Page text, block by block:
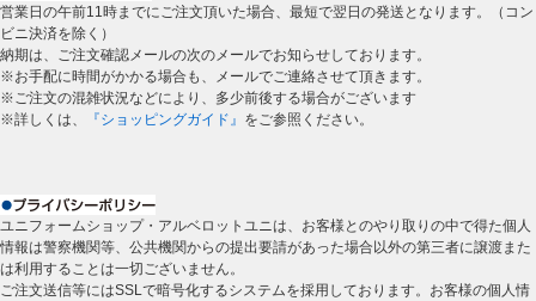
営業日の午前11時までにご注文頂いた場合、最短で翌日の発送となります。（コン
ビニ決済を除く）
納期は、ご注文確認メールの次のメールでお知らせしております。
※お手配に時間がかかる場合も、メールでご連絡させて頂きます。
※ご注文の混雑状況などにより、多少前後する場合がございます
※詳しくは、
『ショッピングガイド』 をご参照ください。
ユニフォームショップ・アルベロットユニは、お客様とのやり取りの中で得た個人
情報は警察機関等、公共機関からの提出要請があった場合以外の第三者に譲渡また
は利用することは一切ございません。
ご注文送信等にはSSLで暗号化するシステムを採用しております。お客様の個人情